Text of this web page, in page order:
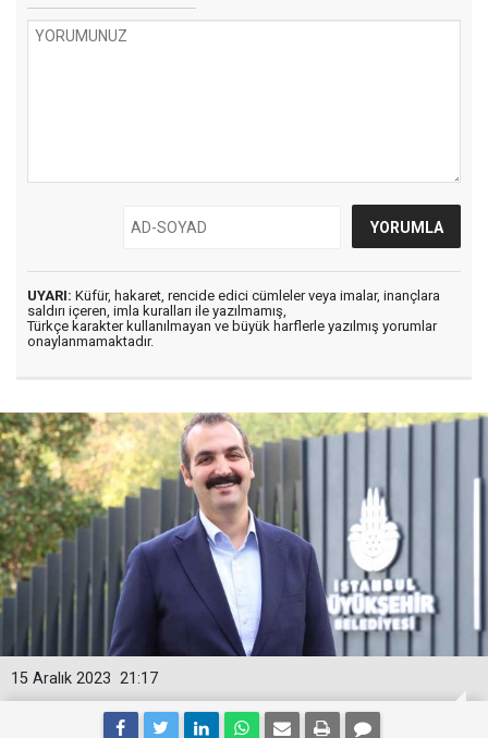
UYARI: Küfür, hakaret, rencide edici cümleler veya imalar, inançlara
saldırı içeren, imla kuralları ile yazılmamış,
Türkçe karakter kullanılmayan ve büyük harflerle yazılmış yorumlar
onaylanmamaktadır.
21:17
15 Aralık 2023